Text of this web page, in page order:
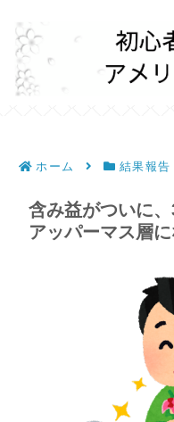
ホーム 結果報告
含み益がついに
アッパーマス層に